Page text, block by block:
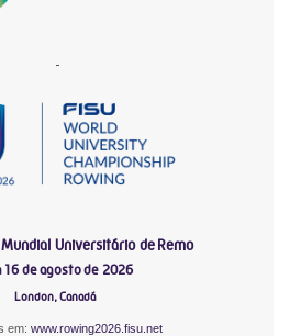
-
Universitário de Remo
16 de agosto de 2026
London, Canadá
em: www.rowing2026.fisu.net